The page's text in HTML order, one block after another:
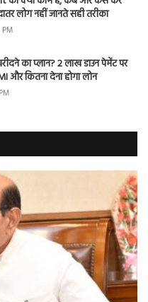
लोग नहीं जानते सही तरीका
का प्लान? 2 लाख डाउन पेमेंट पर
और कितना देना होगा लोन